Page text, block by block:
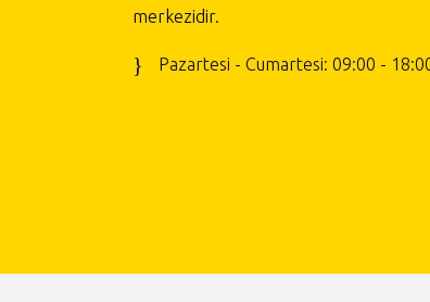
merkezidir.
Pazartesi - Cumartesi: 09:00 -